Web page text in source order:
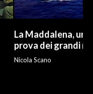
La Maddalena, un
prova dei grandi
Nicola Scano